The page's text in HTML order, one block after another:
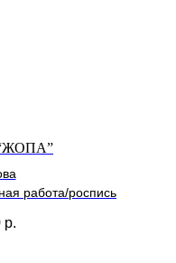
работа/роспись
р.